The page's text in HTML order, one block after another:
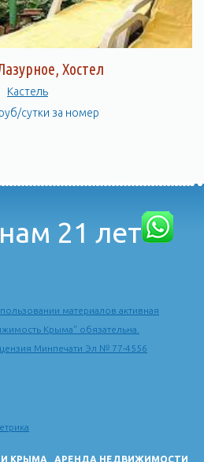
Хостел
Кастель
сутки за номер
21 лет
материалов активная
Крыма" обязательна.
Минпечати Эл № 77-4556
КРЫМА АРЕНДА НЕДВИЖИМОСТИ